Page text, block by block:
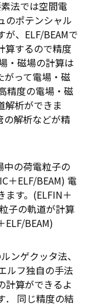
法では空間電
のポテンシャル
、ELF/BEAMで
算するので精度
・磁場の計算は
がって電場・磁
精度の電場・磁
解析ができま
の解析などが精
中の荷電粒子の
＋ELF/BEAM) 電
ます。(ELFIN＋
子の軌道が計算
ELF/BEAM)
ンゲクッタ法、
ルフ独自の手法
計算ができるよ
． 同じ精度の結